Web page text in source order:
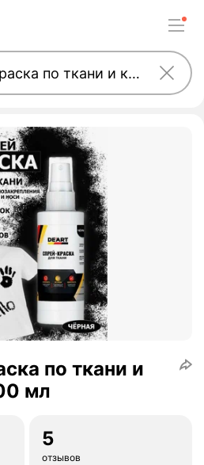
по ткани и
мл
5
отзывов